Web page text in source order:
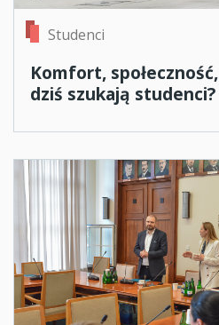
Studenci
Komfort,
dziś szukają studenci?